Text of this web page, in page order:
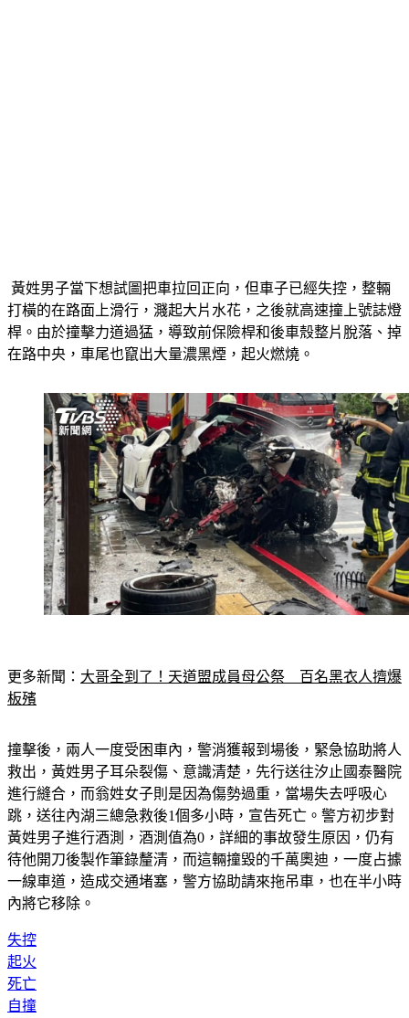
打橫的在路面上滑行，濺起大片水花，之後就高速撞上號誌燈
桿。由於撞擊力道過猛，導致前保險桿和後車殼整片脫落、掉
在路中央，車尾也竄出大量濃黑煙，起火燃燒。
更多新聞： 大哥全到了！天道盟成員母公祭　百名黑衣人擠爆
板殯
撞擊後，兩人一度受困車內，警消獲報到場後，緊急協助將人
救出，黃姓男子耳朵裂傷、意識清楚，先行送往汐止國泰醫院
進行縫合，而翁姓女子則是因為傷勢過重，當場失去呼吸心
跳，送往內湖三總急救後1個多小時，宣告死亡。警方初步對
黃姓男子進行酒測，酒測值為0，詳細的事故發生原因，仍有
待他開刀後製作筆錄釐清，而這輛撞毀的千萬奧迪，一度占據
一線車道，造成交通堵塞，警方協助請來拖吊車，也在半小時
內將它移除。
失控
起火
死亡
自撞